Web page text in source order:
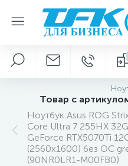
Товар с
Ноутбук Asus ROG
Core Ultra 7 255HX
GeForce RTX5070Ti
(2560x1600) без ОС
(90NR0LR1-M00FB0)